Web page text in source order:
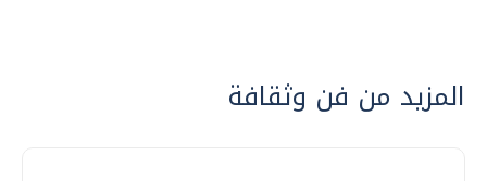
المزيد من فن وثقافة